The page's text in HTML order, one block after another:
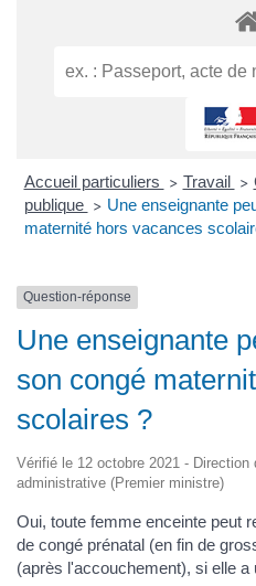
Accueil particuliers > Travail >
publique > Une enseignante
maternité hors vacances
Question-réponse
Une enseignante
son congé
scolaires ?
Vérifié le 12 octobre 2021 - Direction
administrative (Premier ministre)
Oui, toute femme enceinte peut
de congé prénatal (en fin de
(après l'accouchement), si elle